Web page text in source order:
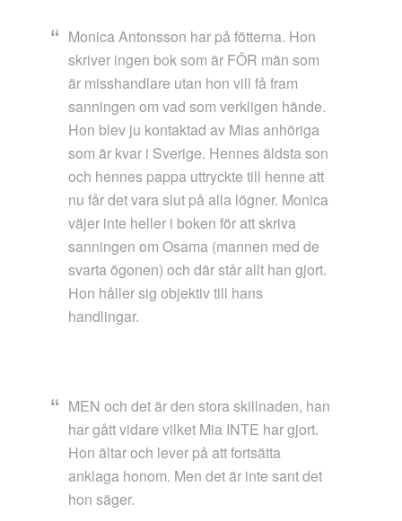
Monica Antonsson har på fötterna. Hon
skriver ingen bok som är FÖR män som
är misshandlare utan hon vill få fram
sanningen om vad som verkligen hände.
Hon blev ju kontaktad av Mias anhöriga
som är kvar i Sverige. Hennes äldsta son
och hennes pappa uttryckte till henne att
nu får det vara slut på alla lögner. Monica
väjer inte heller i boken för att skriva
sanningen om Osama (mannen med de
svarta ögonen) och där står allt han gjort.
Hon håller sig objektiv till hans
handlingar.
MEN och det är den stora skillnaden, han
har gått vidare vilket Mia INTE har gjort.
Hon ältar och lever på att fortsätta
anklaga honom. Men det är inte sant det
hon säger.